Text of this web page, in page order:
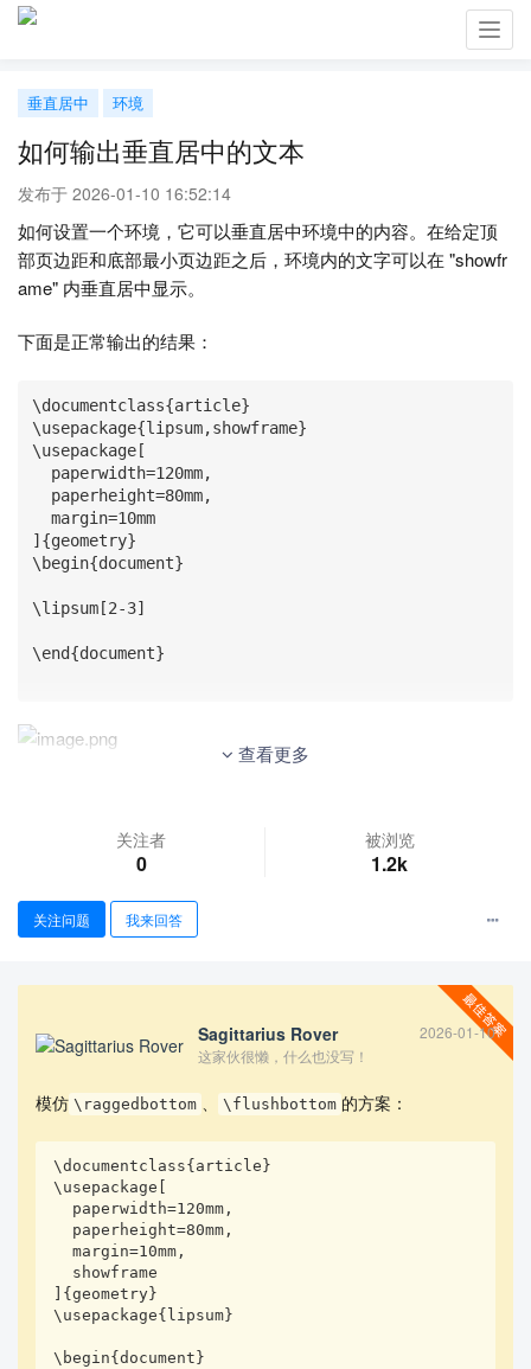
垂直居中 环境
如何输出垂直居中的文本
发布于 2026-01-10 16:52:14
如何设置一个环境，它可以垂直居中环境中的内容。在给定顶
部页边距和底部最小页边距之后，环境内的文字可以在 "showfr
ame" 内垂直居中显示。
下面是正常输出的结果：
\documentclass{article}
\usepackage{lipsum,showframe}
\usepackage[
]{geometry}
\begin{document}
\lipsum[2-3]
\end{document}
就等价于不做任何修改。请问该怎么实现。
查看更多
关注者
0
被浏览
1.2k
关注问题 我来回答
Sagittarius Rover
2026-01-10
这家伙很懒，什么也没写！
模仿 \raggedbottom 、 \flushbottom 的方案：
\documentclass{article}
\usepackage[
  margin=10mm,
]{geometry}
\usepackage{lipsum}
\begin{document}